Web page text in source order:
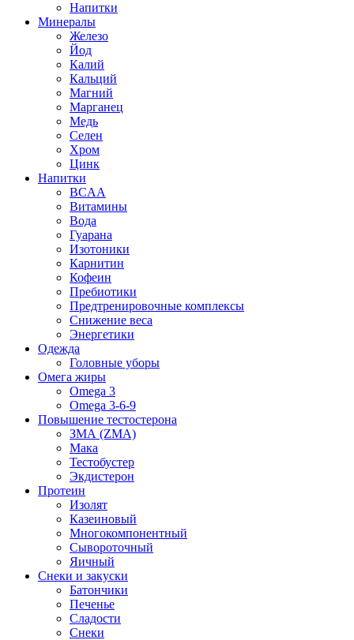
Напитки
Минералы
Железо
Йод
Калий
Кальций
Магний
Марганец
Медь
Селен
Хром
Цинк
Напитки
BCAA
Витамины
Вода
Гуарана
Изотоники
Карнитин
Кофеин
Пребиотики
Предтренировочные комплексы
Снижение веса
Энергетики
Одежда
Головные уборы
Омега жиры
Omega 3
Omega 3-6-9
Повышение тестостерона
ЗМА (ZMA)
Мака
Тестобустер
Экдистерон
Протеин
Изолят
Казеиновый
Многокомпонентный
Сывороточный
Яичный
Снеки и закуски
Батончики
Печенье
Сладости
Снеки